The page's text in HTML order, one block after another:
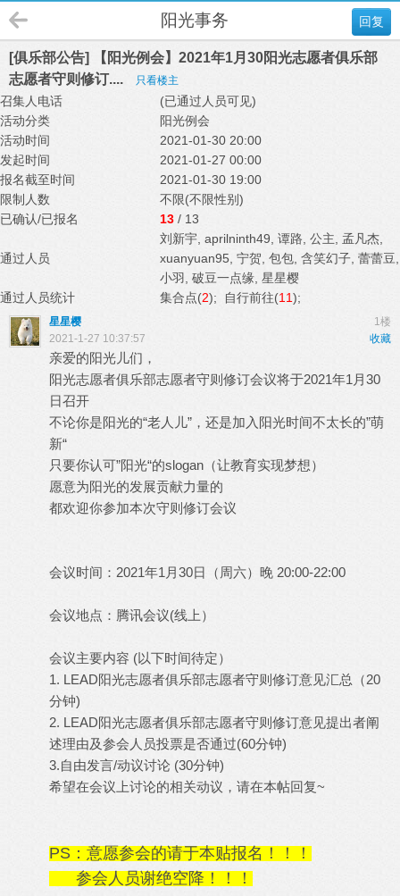
回复
阳光事务
[俱乐部公告] 【阳光例会】2021年1月30阳光志愿者俱乐部
志愿者守则修订....
只看楼主
召集人电话
(已通过人员可见)
活动分类
阳光例会
活动时间
2021-01-30 20:00
发起时间
2021-01-27 00:00
报名截至时间
2021-01-30 19:00
限制人数
不限(不限性别)
已确认/已报名
13 / 13
通过人员
刘新宇 aprilninth49 谭路 公主 孟凡杰
xuanyuan95 宁贺 包包 含笑幻子 蕾蕾豆
小羽
破豆一点缘 星星樱
通过人员统计
集合点(2); 自行前往(11);
1楼
星星樱
收藏
2021-1-27 10:37:57
亲爱的阳光儿们，
阳光志愿者俱乐部志愿者守则修订会议将于2021年1月30
日召开
不论你是阳光的“老人儿”，还是加入阳光时间不太长的”萌
新“
只要你认可”阳光“的slogan（让教育实现梦想）
愿意为阳光的发展贡献力量的
都欢迎你参加本次守则修订会议
会议时间：2021年1月30日（周六）晚 20:00-22:00
会议地点：腾讯会议(线上）
会议主要内容 (以下时间待定）
1. LEAD阳光志愿者俱乐部志愿者守则修订意见汇总（20
分钟)
2. LEAD阳光志愿者俱乐部志愿者守则修订意见提出者阐
述理由及参会人员投票是否通过(60分钟)
3.自由发言/动议讨论 (30分钟)
希望在会议上讨论的相关动议，请在本帖回复~
PS：意愿参会的请于本贴报名！！！
参会人员谢绝空降！！！